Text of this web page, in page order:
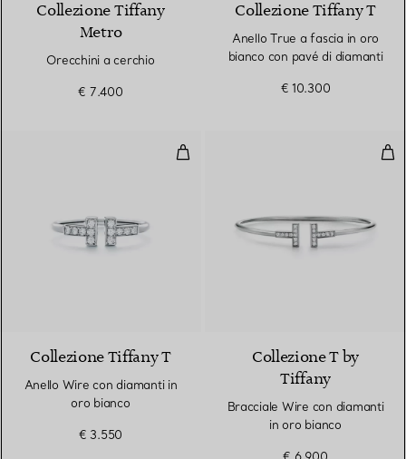
Collezione Tiffany
Metro
Orecchini a cerchio
€ 7.400
Collezione Tiffany T
Anello True a fascia in oro
bianco con pavé di diamanti
€ 10.300
Anello Wire con diamanti in oro
Collezione Tiffany T
Anello Wire con diamanti in
oro bianco
€ 3.550
Collezione T by
Tiffany
Bracciale Wire con diamanti
in oro bianco